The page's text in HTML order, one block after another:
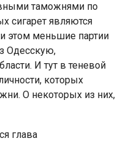
таможнями по
сигарет являются
этом меньшие партии
Одесскую,
И тут в теневой
которых
О некоторых из них,
глава